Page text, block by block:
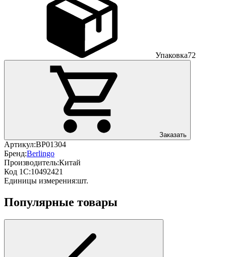
Упаковка72
Заказать
Артикул:BP01304
Бренд:Berlingo
Производитель:Китай
Код 1С:10492421
Единицы измерения:шт.
Популярные товары